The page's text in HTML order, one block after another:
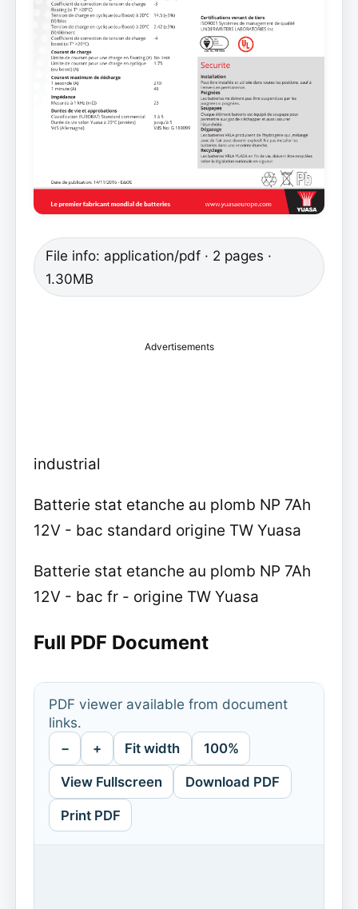
File info: application/pdf · 2 pages ·
1.30MB
Advertisements
industrial
Batterie stat etanche au plomb NP 7Ah
12V - bac standard origine TW Yuasa
Batterie stat etanche au plomb NP 7Ah
12V - bac fr - origine TW Yuasa
Full PDF Document
PDF viewer available from document
links.
− + Fit width 100%
View Fullscreen Download PDF
Print PDF